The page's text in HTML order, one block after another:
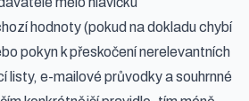
hodnoty (pokud na dokladu chybí
pokyn k přeskočení nerelevantních
listy, e-mailové průvodky a souhrnné